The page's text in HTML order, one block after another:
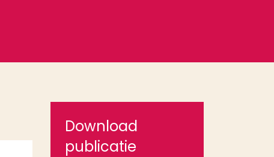
Download
publicatie